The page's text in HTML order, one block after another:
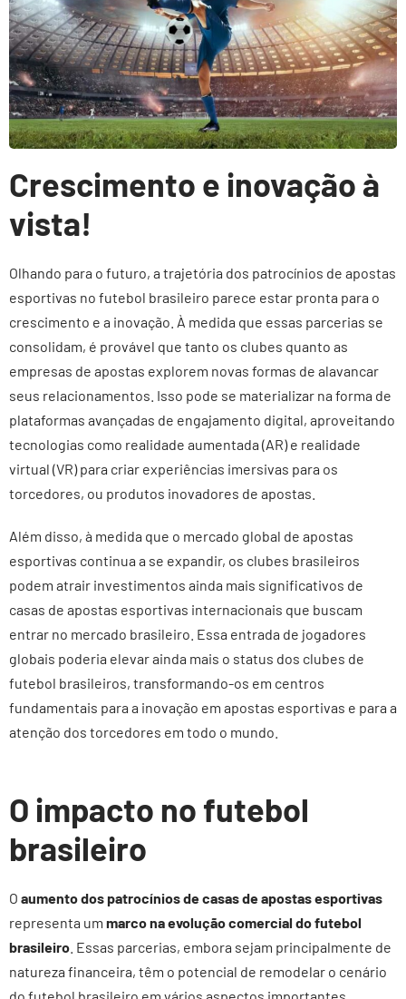
Crescimento e inovação à
vista!
Olhando para o futuro, a trajetória dos patrocínios de apostas
esportivas no futebol brasileiro parece estar pronta para o
crescimento e a inovação. À medida que essas parcerias se
consolidam, é provável que tanto os clubes quanto as
empresas de apostas explorem novas formas de alavancar
seus relacionamentos. Isso pode se materializar na forma de
plataformas avançadas de engajamento digital, aproveitando
tecnologias como realidade aumentada (AR) e realidade
virtual (VR) para criar experiências imersivas para os
torcedores, ou produtos inovadores de apostas.
Além disso, à medida que o mercado global de apostas
esportivas continua a se expandir, os clubes brasileiros
podem atrair investimentos ainda mais significativos de
casas de apostas esportivas internacionais que buscam
entrar no mercado brasileiro. Essa entrada de jogadores
globais poderia elevar ainda mais o status dos clubes de
futebol brasileiros, transformando-os em centros
fundamentais para a inovação em apostas esportivas e para a
atenção dos torcedores em todo o mundo.
O impacto no futebol
brasileiro
O aumento dos patrocínios de casas de apostas esportivas
representa um marco na evolução comercial do futebol
brasileiro . Essas parcerias, embora sejam principalmente de
natureza financeira, têm o potencial de remodelar o cenário